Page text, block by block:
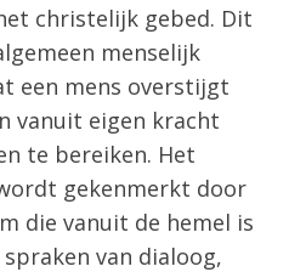
christelijk gebed. Dit
menselijk
een mens overstijgt
vanuit eigen kracht
te bereiken. Het
gekenmerkt door
die vanuit de hemel is
van dialoog,